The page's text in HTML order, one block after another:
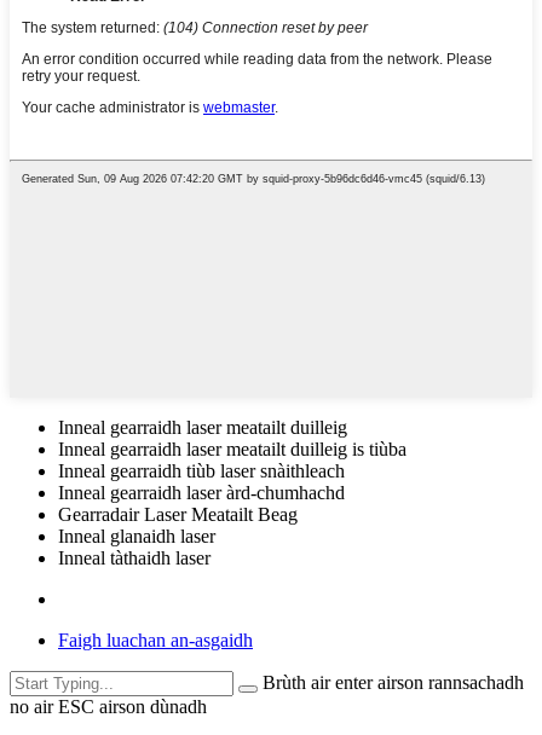
Inneal gearraidh laser meatailt duilleig
Inneal gearraidh laser meatailt duilleig is tiùba
Inneal gearraidh tiùb laser snàithleach
Inneal gearraidh laser àrd-chumhachd
Gearradair Laser Meatailt Beag
Inneal glanaidh laser
Inneal tàthaidh laser
Faigh luachan an-asgaidh
Brùth air enter airson rannsachadh
no air ESC airson dùnadh